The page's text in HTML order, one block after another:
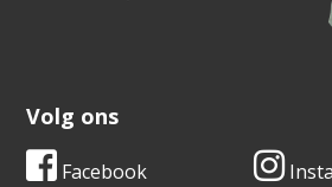
Volg ons
Facebook